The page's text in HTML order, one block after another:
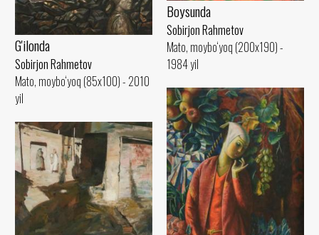
Boysunda
Sobirjon Rahmetov
Mato, moybo‘yoq (200x190) -
1984 yil
G'ilonda
Sobirjon Rahmetov
Mato, moybo‘yoq (85x100) - 2010
yil